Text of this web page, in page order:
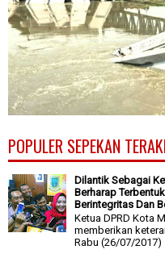
POPULER SEPEKAN
Dilantik Sebagai
Berharap
Berintegritas Dan
Ketua DPRD Kota
memberikan
Rabu (26/07/2017)